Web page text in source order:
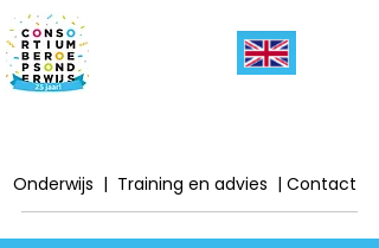
Onderwijs | Training en advies | Contact